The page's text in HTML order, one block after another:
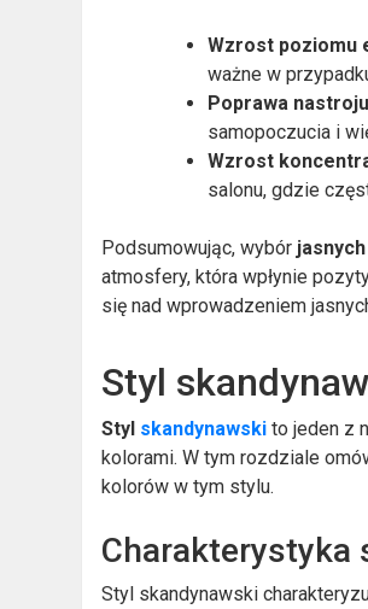
Wzrost poziomu
ważne w
Poprawa nastroju
samopoczucia i
Wzrost
salonu, gdzie
Podsumowując, wybór
atmosfery, która wpłynie
się nad wprowadzeniem
Styl
Styl skandynawski to jeden z
kolorami. W tym rozdziale
kolorów w tym stylu.
Charakterystyka
Styl skandynawski